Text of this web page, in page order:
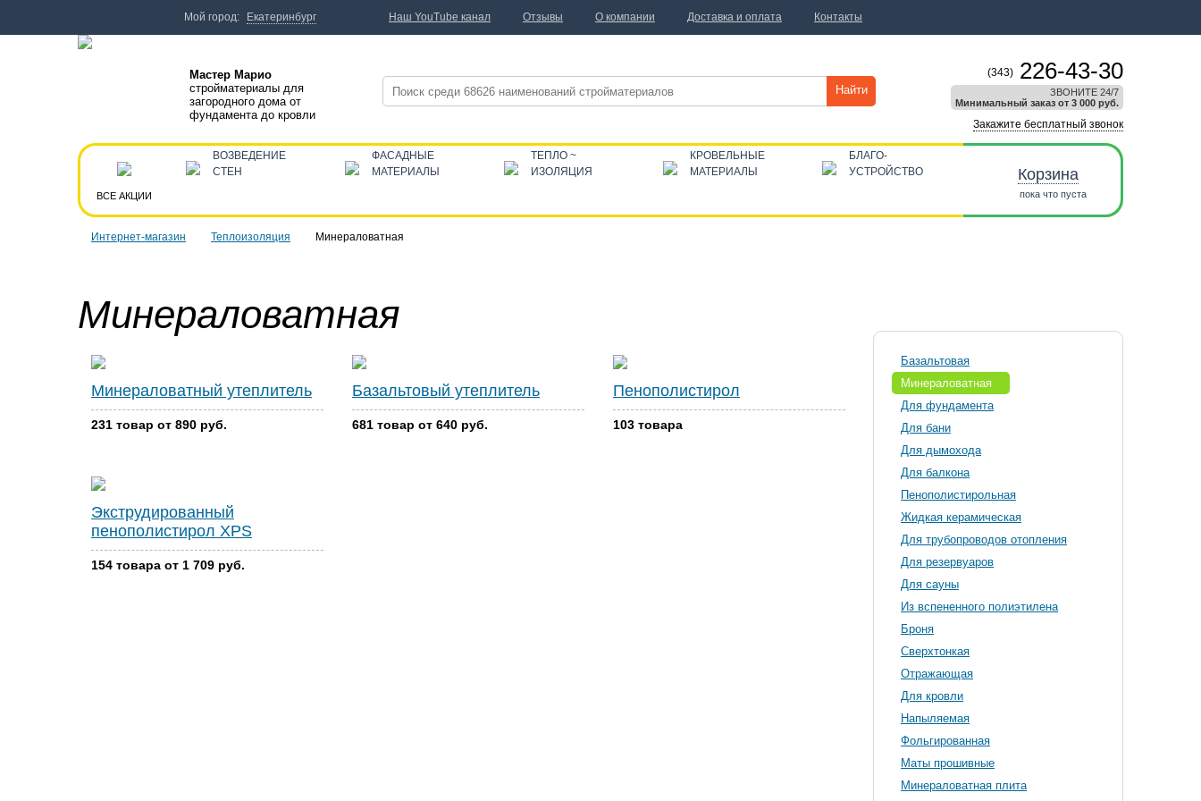
Интернет-магазин Теплоизоляция Минераловатная
Базальтовая
Минераловатная
Для фундамента
Для бани
Для дымохода
Для балкона
Пенополистирольная
Жидкая керамическая
Для трубопроводов отопления
Для резервуаров
Для сауны
Из вспененного полиэтилена
Броня
Сверхтонкая
Отражающая
Для кровли
Напыляемая
Фольгированная
Маты прошивные
Минераловатная плита
Минераловатная
Минераловатный утеплитель
231 товар от 890 руб.
Базальтовый утеплитель
681 товар от 640 руб.
Пенополистирол
103 товара
Экструдированный
пенополистирол XPS
154 товара от 1 709 руб.
Мастер Марио
стройматериалы для
загородного дома от
фундамента до кровли
Найти
(343) 226-43-30
ЗВОНИТЕ 24/7
Минимальный заказ от 3 000 руб.
Закажите бесплатный звонок
ВСЕ АКЦИИ
ВОЗВЕДЕНИЕ
СТЕН
ФАСАДНЫЕ
МАТЕРИАЛЫ
ТЕПЛО ~
ИЗОЛЯЦИЯ
КРОВЕЛЬНЫЕ
МАТЕРИАЛЫ
БЛАГО-
УСТРОЙСТВО
Корзина
пока что пуста
Мой город: Екатеринбург Наш YouTube канал Отзывы О компании Доставка и оплата Контакты